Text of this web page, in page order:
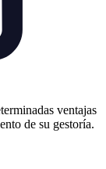
ventajas
de su gestoría.